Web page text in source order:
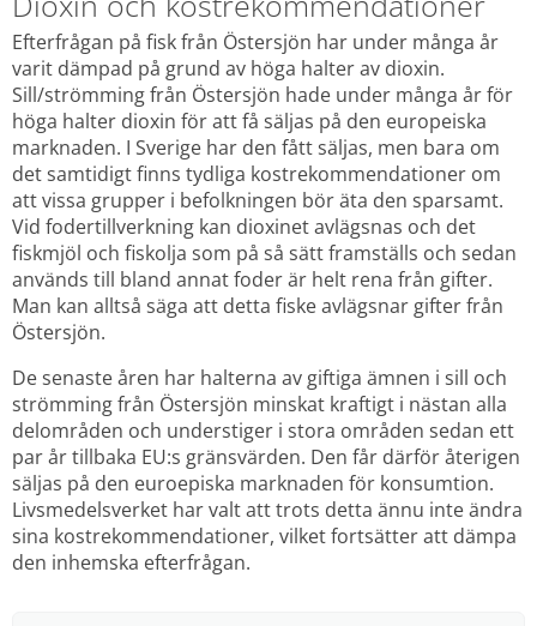
Efterfrågan på fisk från Östersjön har under många år
varit dämpad på grund av höga halter av dioxin.
Sill/strömming från Östersjön hade under många år för
höga halter dioxin för att få säljas på den europeiska
marknaden. I Sverige har den fått säljas, men bara om
det samtidigt finns tydliga kostrekommendationer om
att vissa grupper i befolkningen bör äta den sparsamt.
Vid fodertillverkning kan dioxinet avlägsnas och det
fiskmjöl och fiskolja som på så sätt framställs och sedan
används till bland annat foder är helt rena från gifter.
Man kan alltså säga att detta fiske avlägsnar gifter från
Östersjön.
De senaste åren har halterna av giftiga ämnen i sill och
strömming från Östersjön minskat kraftigt i nästan alla
delområden och understiger i stora områden sedan ett
par år tillbaka EU:s gränsvärden. Den får därför återigen
säljas på den euroepiska marknaden för konsumtion.
Livsmedelsverket har valt att trots detta ännu inte ändra
sina kostrekommendationer, vilket fortsätter att dämpa
den inhemska efterfrågan.